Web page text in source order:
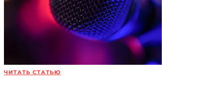
ЧИТАТЬ СТАТЬЮ